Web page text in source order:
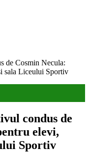
de Cosmin Necula:
sala Liceului Sportiv
condus de
elevi,
Sportiv